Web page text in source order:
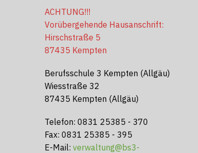
ACHTUNG!!!
Vorübergehende Hausanschrift:
Hirschstraße 5
87435 Kempten
Berufsschule 3 Kempten (Allgäu)
Wiesstraße 32
87435 Kempten (Allgäu)
Telefon: 0831 25385 - 370
Fax: 0831 25385 - 395
E-Mail: verwaltung@bs3-